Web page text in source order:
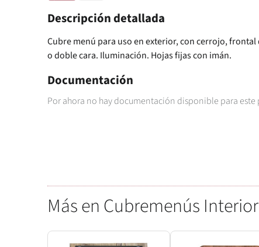
Descripción detallada
Cubre menú para uso en exterior, con cerrojo,
o doble cara. Iluminación. Hojas fijas con imán.
Documentación
Por ahora no hay documentación disponible para este
Más en Cubremenús